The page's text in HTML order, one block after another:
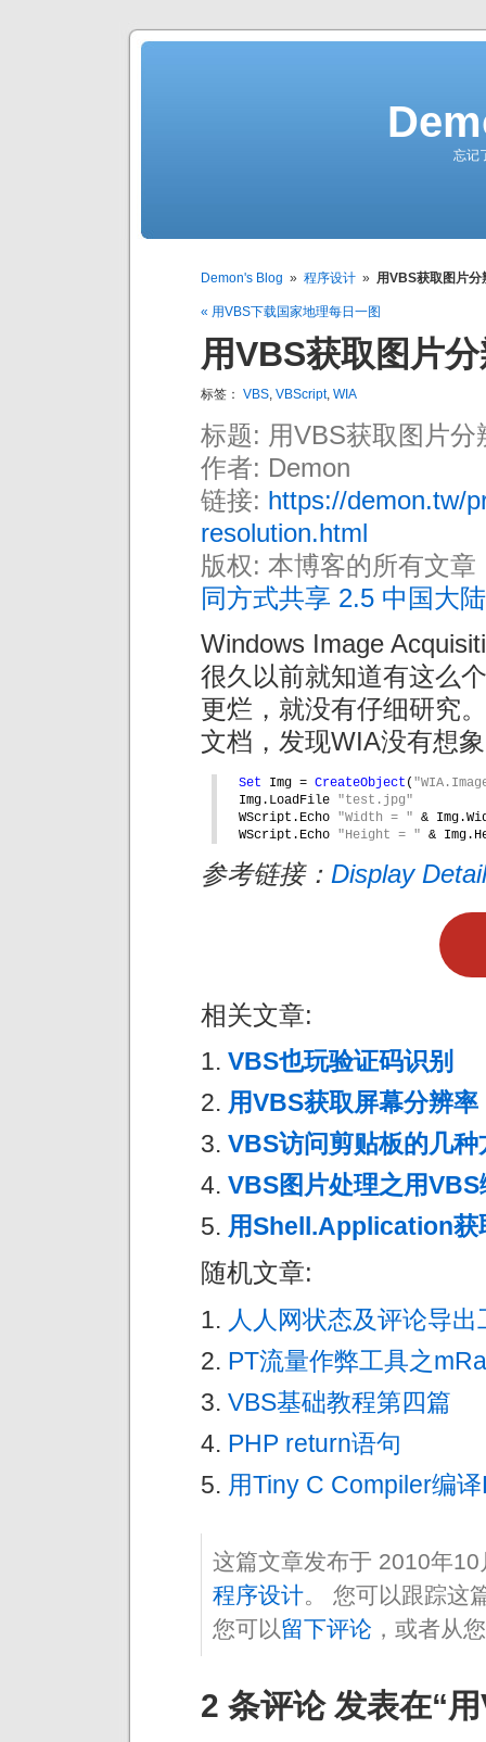
忘记
Demon's Blog » 程序设计 » 用VBS获取图片分
« 用VBS下载国家地理每日一图
用VBS获取图片
标签： VBS, VBScript, WIA
标题: 用VBS获取图片分
作者: Demon
链接: https://demon.tw/
resolution.html
版权: 本博客的所有文章
同方式共享 2.5 中国大陆
Windows Image
很久以前就知道有这么
更烂，就没有仔细研究
文档，发现WIA没有想
Set Img = CreateObject (
Img.LoadFile "test.jpg"
WScript.Echo "Width = " &
WScript.Echo "Height = " &
参考链接： Display
相关文章:
VBS也玩验证码识别
用VBS获取屏幕分辨率
VBS访问剪贴板的几种
VBS图片处理之用
用Shell.Application获
随机文章:
人人网状态及评论导出
PT流量作弊工具之
VBS基础教程第四篇
PHP return语句
用Tiny C Compiler编
这篇文章发布于 2010年
程序设计。 您可以跟踪这
您可以留下评论 ，或者从
2 条评论 发表在“